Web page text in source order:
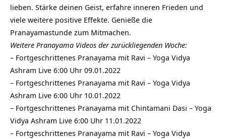
lieben. Stärke deinen Geist, erfahre inneren Frieden und
viele weitere positive Effekte. Genieße die
Pranayamastunde zum Mitmachen.
Weitere Pranayama Videos der zurückliegenden Woche:
– Fortgeschrittenes Pranayama mit Ravi – Yoga Vidya
Ashram Live 6:00 Uhr 09.01.2022
– Fortgeschrittenes Pranayama mit Ravi – Yoga Vidya
Ashram Live 6:00 Uhr 10.01.2022
– Fortgeschrittenes Pranayama mit Chintamani Dasi – Yoga
Vidya Ashram Live 6:00 Uhr 11.01.2022
– Fortgeschrittenes Pranayama mit Ravi – Yoga Vidya